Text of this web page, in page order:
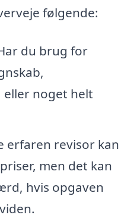
følgende:
du brug for
noget helt
erfaren revisor kan
men det kan
hvis opgaven